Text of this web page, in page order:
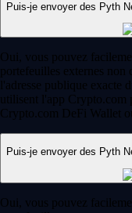
Puis-je envoyer des Pyth
Oui, vous pouvez
portefeuilles externes non
l'adresse publique exacte
utilisent l'app Crypto.com
Crypto.com DeFi Wallet
Puis-je envoyer des Pyth
Oui, vous pouvez